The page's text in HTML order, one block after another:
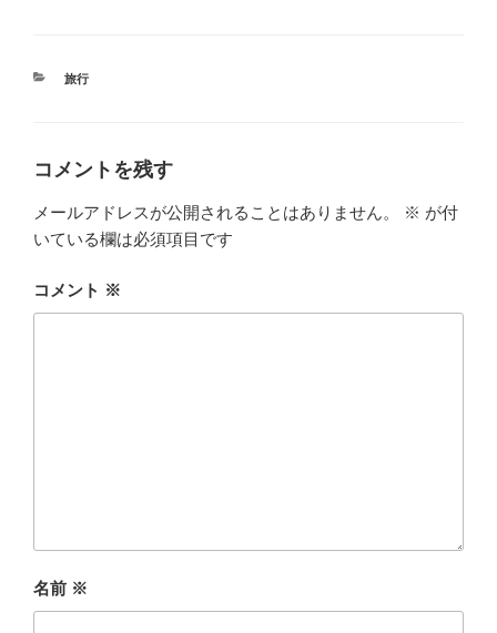
カ
旅行
コメントを残す
メールアドレスが公開されることはありません。 ※ が付
いている欄は必須項目です
コメント ※
名前 ※